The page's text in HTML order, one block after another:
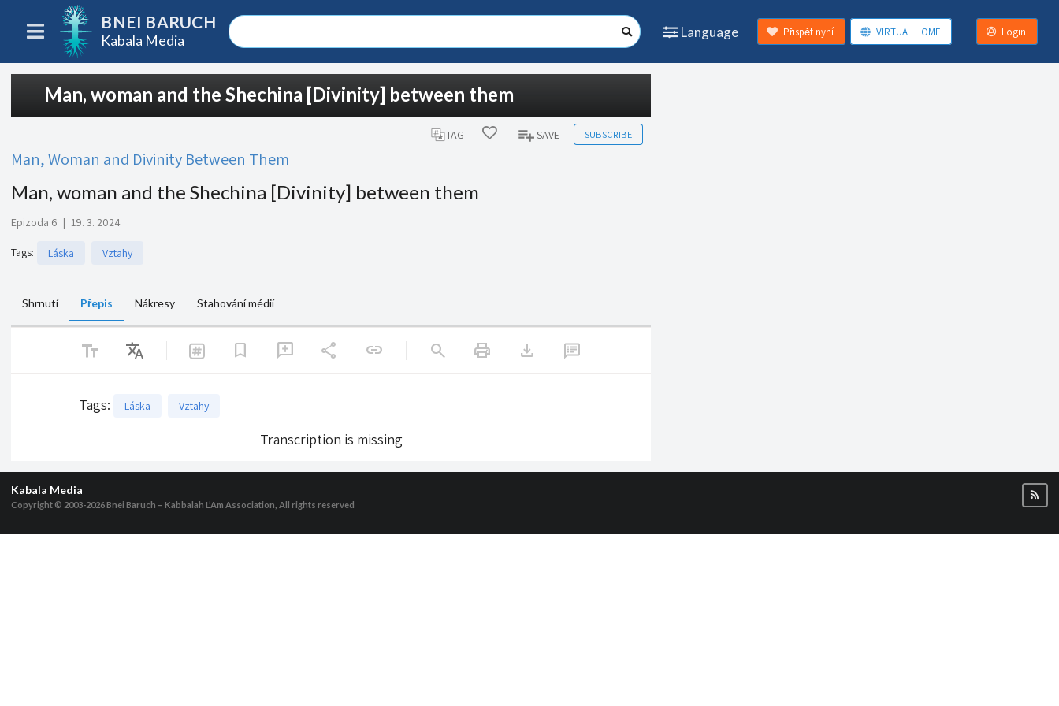
BNEI BARUCH
Kabala Media
Language Přispět nyní VIRTUAL HOME Login
Man, woman and the Shechina [Divinity] between them
TAG SAVE SUBSCRIBE
Man, Woman and Divinity Between Them
Man, woman and the Shechina [Divinity] between them
Epizoda 6 | 19. 3. 2024
Tags: Láska Vztahy
Shrnutí Přepis Nákresy Stahování médií
text_fields Translate bookmark add_comment share link search print download
Tags: Láska Vztahy
Transcription is missing
Kabala Media
Copyright © 2003-2026Bnei Baruch – Kabbalah L’Am Association, All rights reserved